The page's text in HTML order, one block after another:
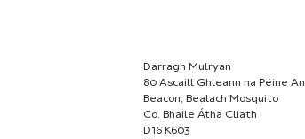
Darragh Mulryan
80 Ascaill Ghleann na Péine An
Beacon, Bealach Mosquito
Co. Bhaile Átha Cliath
D16 K603